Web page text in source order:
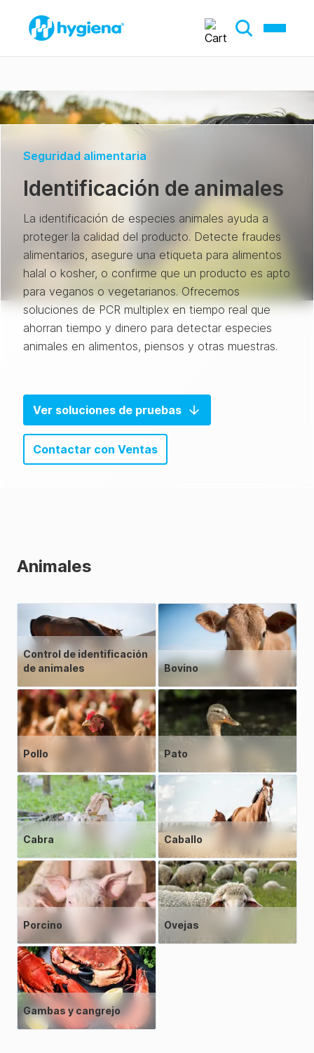
Seguridad alimentaria
Identificación de animales
La identificación de especies animales ayuda a
proteger la calidad del producto. Detecte fraudes
alimentarios, asegure una etiqueta para alimentos
halal o kosher, o confirme que un producto es apto
para veganos o vegetarianos. Ofrecemos
soluciones de PCR multiplex en tiempo real que
ahorran tiempo y dinero para detectar especies
animales en alimentos, piensos y otras muestras.
Ver soluciones de pruebas
Contactar con Ventas
Animales
Control de identificación
de animales
Bovino
Pollo Pato
Cabra Caballo
Porcino Ovejas
Gambas y cangrejo